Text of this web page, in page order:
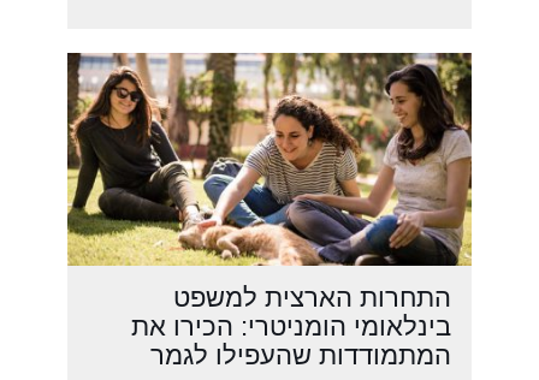
התחרות הארצית למשפט
בינלאומי הומניטרי: הכירו את
המתמודדות שהעפילו לגמר